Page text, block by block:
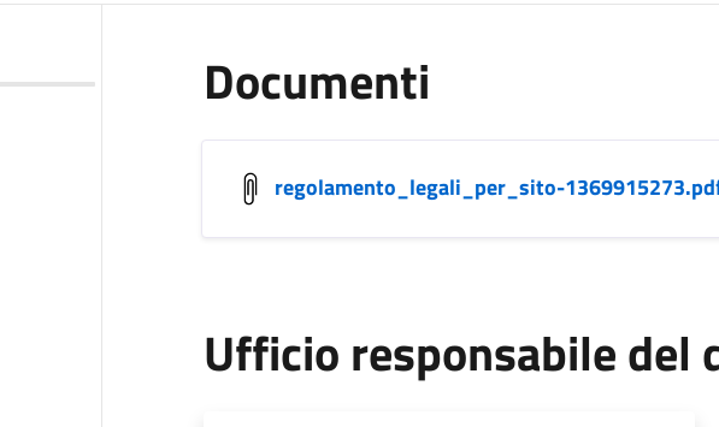
Documenti
regolamento_legali_per_sito-
Ufficio responsabile del